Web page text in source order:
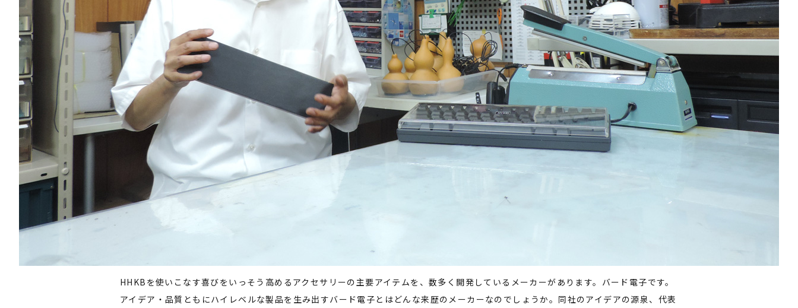
HHKBを使いこなす喜びをいっそう高めるアクセサリーの主要アイテムを、数多く開発しているメーカーがあります。バード電子です。
アイデア・品質ともにハイレベルな製品を生み出すバード電子とはどんな来歴のメーカーなのでしょうか。同社のアイデアの源泉、代表